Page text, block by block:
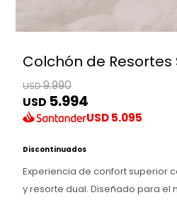
Colchón de Resortes
USD9.990
USD 5.994
USD5.095
Discontinuados
Experiencia de confort superior
y resorte dual. Diseñado para el